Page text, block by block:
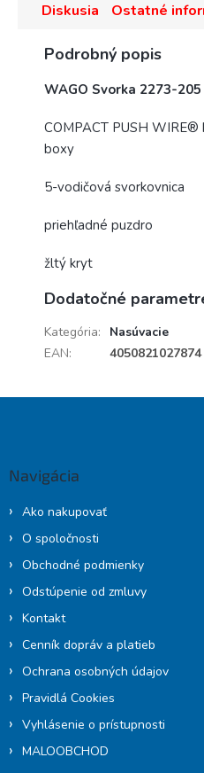
Diskusia
Ostatné
Podrobný popis
WAGO Svorka 2273-
COMPACT PUSH
boxy
5-vodičová svorkovnica
priehľadné puzdro
žltý kryt
Dodatočné
Kategória:
Nasúvacie
EAN: 4050821027874
Navigácia
Ako nakupovať
O spoločnosti
Obchodné podmienky
Odstúpenie od zmluvy
Kontakt
Cenník dopráv a platieb
Ochrana osobných údajov
Pravidlá Cookies
Vyhlásenie o prístupnosti
MALOOBCHOD